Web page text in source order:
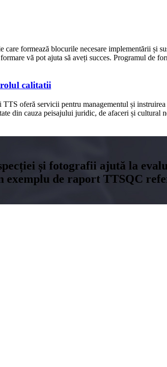
care formează blocurile necesare implementării și
vă pot ajuta să aveți succes. Programul de
calitatii
oferă servicii pentru managementul și
din cauza peisajului juridic, de afaceri și cultural
și fotografii ajută la
exemplu de raport TTSQC